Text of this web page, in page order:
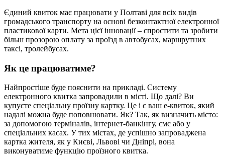
Єдиний квиток має працювати у Полтаві для всіх видів
громадського транспорту на основі безконтактної електронної
пластикової карти. Мета цієї інновації – спростити та зробити
більш прозорою оплату за проїзд в автобусах, маршрутних
таксі, тролейбусах.
Як це працюватиме?
Найпростіше буде пояснити на прикладі. Систему
електронного квитка запровадили в місті. Що далі? Ви
купуєте спеціальну проїзну картку. Це і є ваш е-квиток, який
надалі можна буде поповнювати. Як? Так, як визначить місто:
за допомогою терміналів, інтернет-банкінгу, смс або у
спеціальних касах. У тих містах, де успішно запроваджена
картка жителя, як у Києві, Львові чи Дніпрі, вона
виконуватиме функцію проїзного квитка.